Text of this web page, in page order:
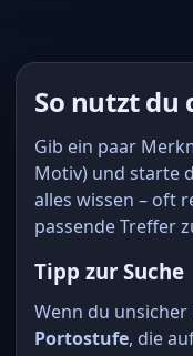
So nutzt du
Gib ein paar
Motiv) und starte
alles wissen – oft
passende Treffer
Tipp zur Suche
Wenn du
Portostufe, die